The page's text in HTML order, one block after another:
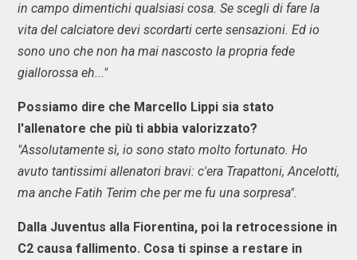
in campo dimentichi qualsiasi cosa. Se scegli di fare la
vita del calciatore devi scordarti certe sensazioni. Ed io
sono uno che non ha mai nascosto la propria fede
giallorossa eh..."
Possiamo dire che Marcello Lippi sia stato
l'allenatore che più ti abbia valorizzato?
"Assolutamente sì, io sono stato molto fortunato. Ho
avuto tantissimi allenatori bravi: c'era Trapattoni, Ancelotti,
ma anche Fatih Terim che per me fu una sorpresa".
Dalla Juventus alla Fiorentina, poi la retrocessione in
C2 causa fallimento. Cosa ti spinse a restare in